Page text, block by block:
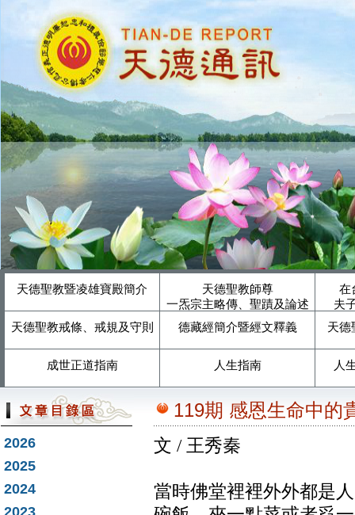
天德聖教暨凌雄寶殿簡介
天德聖教師尊
一炁宗主略傳、聖蹟及論述
在
夫
天德聖教戒條、戒規及守則
德藏經簡介暨經文釋義 天德
成世正道指南 人生指南 人
2026
2025
2024
2023
119期 感恩生命中的
文 / 王秀秦
當時佛堂裡裡外外都是